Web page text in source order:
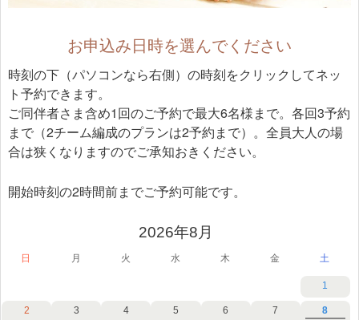
お申込み日時を選んでください
時刻の下（パソコンなら右側）の時刻をクリックしてネッ
ト予約できます。
ご同伴者さま含め1回のご予約で最大6名様まで。各回3予約
まで（2チーム編成のプランは2予約まで）。全員大人の場
合は狭くなりますのでご承知おきください。
開始時刻の2時間前までご予約可能です。
2026年8月
日 月 火 水 木 金 土
1
2 3 4 5 6 7 8